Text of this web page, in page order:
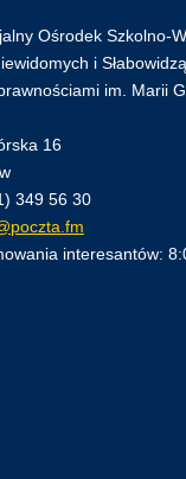
Ośrodek Szkolno-
i
im. Marii
16
349 56 30
interesantów: